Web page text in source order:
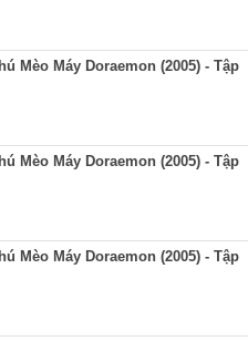
Mèo Máy Doraemon (2005) - Tập
Mèo Máy Doraemon (2005) - Tập
Mèo Máy Doraemon (2005) - Tập